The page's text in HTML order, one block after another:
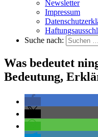
Newsletter
Impressum
Suche nach:
Was bedeutet
Bedeutung,